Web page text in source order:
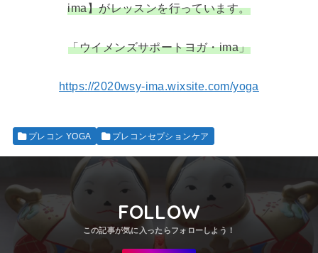
ima】がレッスンを行っています。
「ウイメンズサポートヨガ・ima」
https://2020wsy-ima.wixsite.com/yoga
プレコン YOGA プレコンセプションケア
FOLLOW